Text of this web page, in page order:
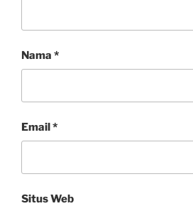
Nama *
Email*
Situs Web